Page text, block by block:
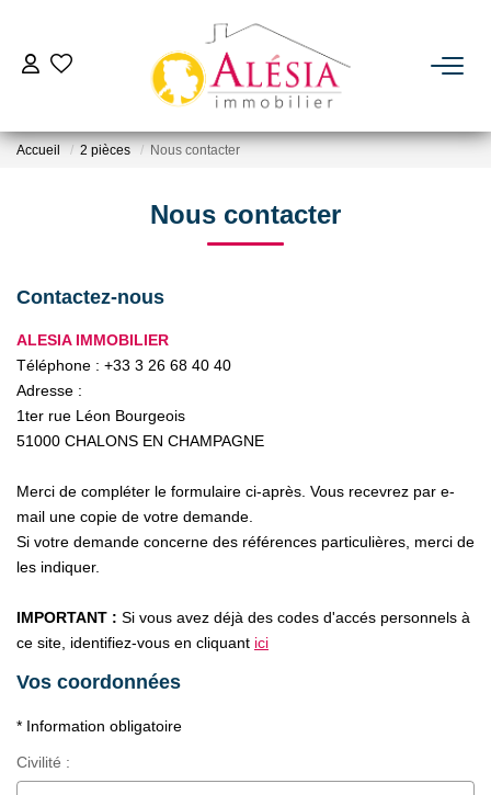
ACHETER
BIENS VENDUS / LOUÉS
NOTRE AGENCE
Qui Sommes Nous
CONTACT
Accueil 2 pièces Nous contacter
Nous contacter
Contactez-nous
ALESIA IMMOBILIER
Téléphone : +33 3 26 68 40 40
Adresse :
1ter rue Léon Bourgeois
51000 CHALONS EN CHAMPAGNE
Merci de compléter le formulaire ci-après. Vous recevrez par e-
mail une copie de votre demande.
Si votre demande concerne des références particulières, merci de
les indiquer.
IMPORTANT : Si vous avez déjà des codes d'accés personnels à
ce site, identifiez-vous en cliquant ici
Vos coordonnées
* Information obligatoire
Civilité :